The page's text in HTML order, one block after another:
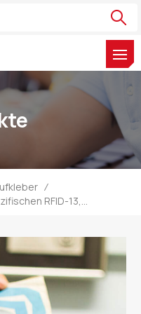
/
Hersteller Von Kundenspezifischen RFID-13,56-MHz-HF-ICODE-PVC-CD-Aufkleberetiketten